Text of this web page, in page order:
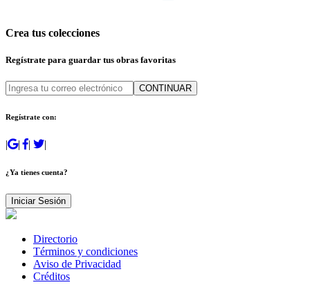
Crea tus colecciones
Regístrate para guardar tus obras favoritas
CONTINUAR
Regístrate con:
| | | |
¿Ya tienes cuenta?
Iniciar Sesión
Directorio
Términos y condiciones
Aviso de Privacidad
Créditos